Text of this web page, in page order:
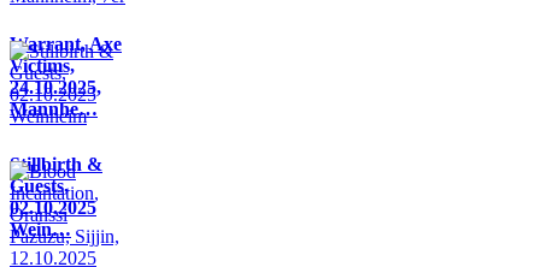
Warrant, Axe
Victims,
24.10.2025,
Mannhe…
Stillbirth &
Guests,
02.10.2025
Wein…